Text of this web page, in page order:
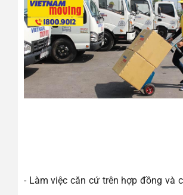
- Làm việc căn cứ trên hợp đồng và